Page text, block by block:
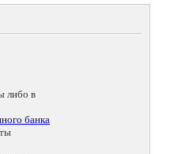
либо в
банка